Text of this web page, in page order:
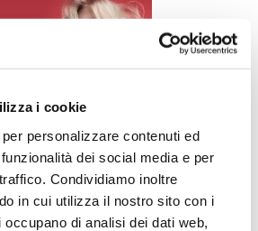
i cookie
personalizzare contenuti ed
dei social media e per
Condividiamo inoltre
in cui utilizza il nostro sito con i
di analisi dei dati web,